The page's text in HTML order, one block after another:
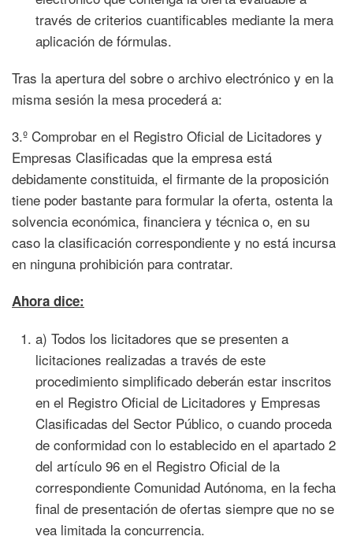
través de criterios cuantificables mediante la mera
aplicación de fórmulas.
Tras la apertura del sobre o archivo electrónico y en la
misma sesión la mesa procederá a:
3.º Comprobar en el Registro Oficial de Licitadores y
Empresas Clasificadas que la empresa está
debidamente constituida, el firmante de la proposición
tiene poder bastante para formular la oferta, ostenta la
solvencia económica, financiera y técnica o, en su
caso la clasificación correspondiente y no está incursa
en ninguna prohibición para contratar.
Ahora dice:
a) Todos los licitadores que se presenten a
licitaciones realizadas a través de este
procedimiento simplificado deberán estar inscritos
en el Registro Oficial de Licitadores y Empresas
Clasificadas del Sector Público, o cuando proceda
de conformidad con lo establecido en el apartado 2
del artículo 96 en el Registro Oficial de la
correspondiente Comunidad Autónoma, en la fecha
final de presentación de ofertas siempre que no se
vea limitada la concurrencia.